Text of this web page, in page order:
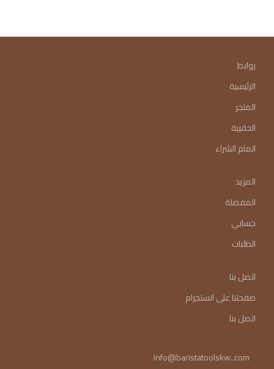
روابط
الرئيسية
المتجر
الحقيبة
اتمام الشراء
المزيد
المفضلة
حسابي
الطلبات
اتصل بنا
صفحتنا على انستجرام
اتصل بنا
info@baristatoolskw..com